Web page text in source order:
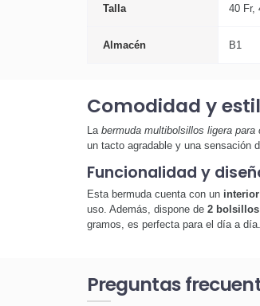
Talla 40 Fr,
Almacén B1
Comodidad y
La bermuda multibolsillos ligera para
un tacto agradable y una sensación
Funcionalidad y
Esta bermuda cuenta con un
uso. Además, dispone de 2
gramos, es perfecta para el día a día.
Preguntas